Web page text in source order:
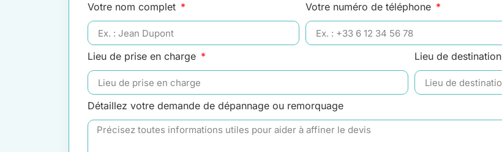
Votre nom complet Votre numéro de téléphone
Lieu de prise en charge Lieu de destination
Détaillez votre demande de dépannage ou remorquage